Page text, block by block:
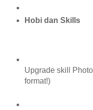
Hobi dan Skills
Upgrade skill
format!)